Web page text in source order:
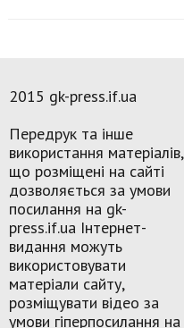
2015 gk-press.if.ua
Передрук та інше
використання матеріалів,
що розміщені на сайті
дозволяється за умови
посилання на gk-
press.if.ua Інтернет-
видання можуть
використовувати
матеріали сайту,
розміщувати відео за
умови гіперпосилання на